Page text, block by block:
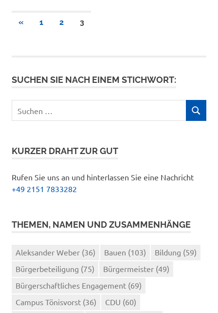
Seitennummerierung
«VORHERIGE
1 2 3
SUCHEN SIE NACH EINEM STICHWORT:
nach:
SUCHEN
KURZER DRAHT ZUR GUT
Rufen Sie uns an und hinterlassen Sie eine Nachricht
+49 2151 7833282
THEMEN, NAMEN UND ZUSAMMENHÄNGE
Aleksander Weber (36) Bauen (103) Bildung (59)
Bürgerbeteiligung (75) Bürgermeister (49)
Bürgerschaftliches Engagement (69)
Campus Tönisvorst (36) CDU (60)